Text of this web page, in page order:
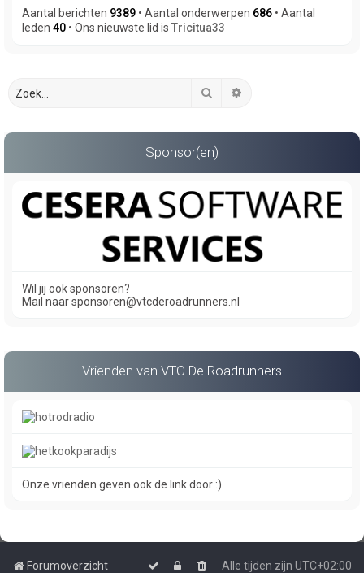
Aantal berichten 9389 • Aantal onderwerpen 686 • Aantal
leden 40 • Ons nieuwste lid is Tricitua33
Zoek
Sponsor(en)
Wil jij ook sponsoren?
Mail naar sponsoren@vtcderoadrunners.nl
Vrienden van VTC De Roadrunners
Onze vrienden geven ook de link door :)
Forumoverzicht Alle tijden zijn UTC+02:00